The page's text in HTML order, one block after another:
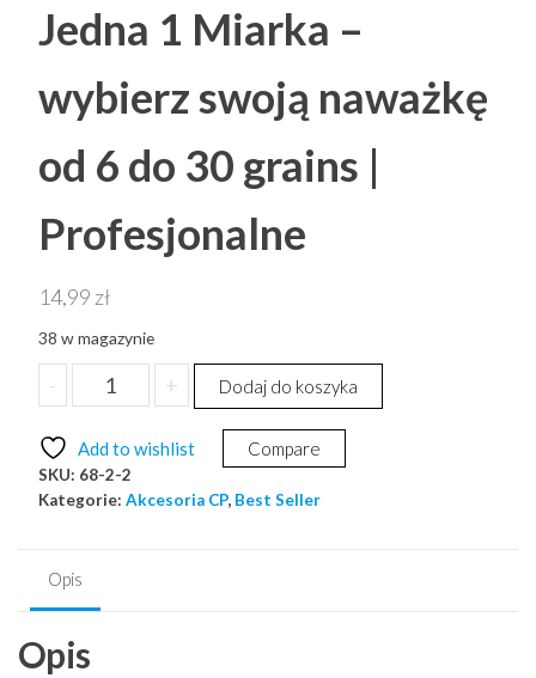
Jedna 1 Miarka –
wybierz swoją naważkę
od 6 do 30 grains |
Profesjonalne
14,99 zł
38 w magazynie
-
ilość
Jedna
Miarka
naważkę
od
do
+ Dodaj do koszyka
Add to wishlist Compare
SKU: 68-2-2
Kategorie: Akcesoria CP, Best Seller
Opis
Opis